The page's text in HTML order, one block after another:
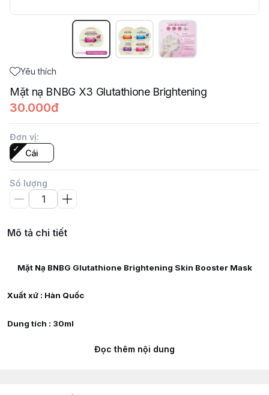
Yêu thích
Mặt nạ BNBG X3 Glutathione Brightening
30.000đ
Đơn vị:
Cái
Số lượng
Mô tả chi tiết
Mặt Nạ BNBG Glutathione Brightening Skin Booster Mask
Xuất xứ : Hàn Quốc
Dung tích : 30ml
Đọc thêm nội dung